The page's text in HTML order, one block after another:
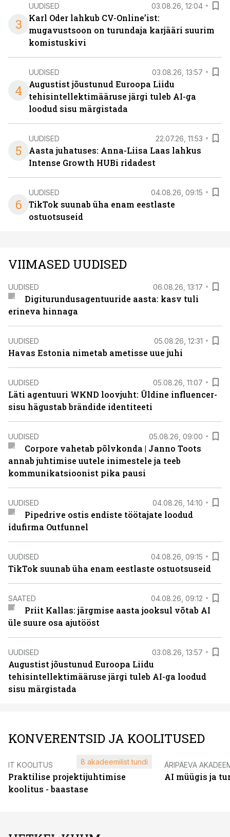
3
UUDISED 03.08.26, 12:04
Karl Oder lahkub CV-Online’ist:
mugavustsoon on turundaja karjääri suurim
komistuskivi
4
UUDISED 03.08.26, 13:57
Augustist jõustunud Euroopa Liidu
tehisintellektimääruse järgi tuleb AI-ga
loodud sisu märgistada
5
UUDISED 22.07.26, 11:53
Aasta juhatuses: Anna-Liisa Laas lahkus
Intense Growth HUBi ridadest
6
UUDISED 04.08.26, 09:15
TikTok suunab üha enam eestlaste
ostuotsuseid
VIIMASED UUDISED
UUDISED 06.08.26, 13:17
Digiturundusagentuuride aasta: kasv tuli
erineva hinnaga
UUDISED 05.08.26, 12:31
Havas Estonia nimetab ametisse uue juhi
UUDISED 05.08.26, 11:07
Läti agentuuri WKND loovjuht: Üldine influencer-
sisu hägustab brändide identiteeti
UUDISED 05.08.26, 09:00
Corpore vahetab põlvkonda | Janno Toots
annab juhtimise uutele inimestele ja teeb
kommunikatsioonist pika pausi
UUDISED 04.08.26, 14:10
Pipedrive ostis endiste töötajate loodud
idufirma Outfunnel
UUDISED 04.08.26, 09:15
TikTok suunab üha enam eestlaste ostuotsuseid
SAATED 04.08.26, 09:12
Priit Kallas: järgmise aasta jooksul võtab AI
üle suure osa ajutööst
UUDISED 03.08.26, 13:57
Augustist jõustunud Euroopa Liidu
tehisintellektimääruse järgi tuleb AI-ga loodud
sisu märgistada
KONVERENTSID JA KOOLITUSED
IT KOOLITUS
Praktilise projektijuhtimise
koolitus - baastase
8 akadeemilist tundi ÄRIPÄEVA
AI müügis ja